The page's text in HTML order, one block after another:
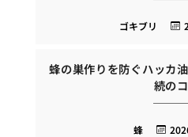
ゴキブリ
蜂の巣作りを防ぐハッカ
続の
蜂